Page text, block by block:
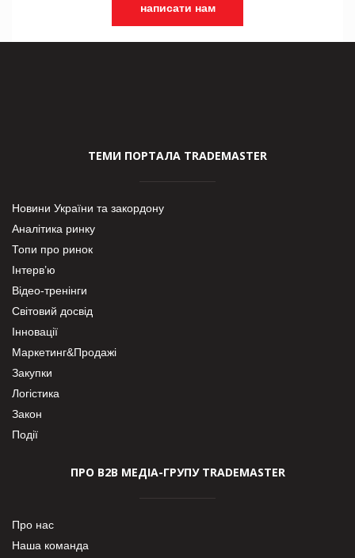
написати нам
ТЕМИ ПОРТАЛА TRADEMASTER
Новини України та закордону
Аналітика ринку
Топи про ринок
Інтерв’ю
Відео-тренінги
Світовий досвід
Інновації
Маркетинг&Продажі
Закупки
Логістика
Закон
Події
ПРО В2В МЕДІА-ГРУПУ TRADEMASTER
Про нас
Наша команда